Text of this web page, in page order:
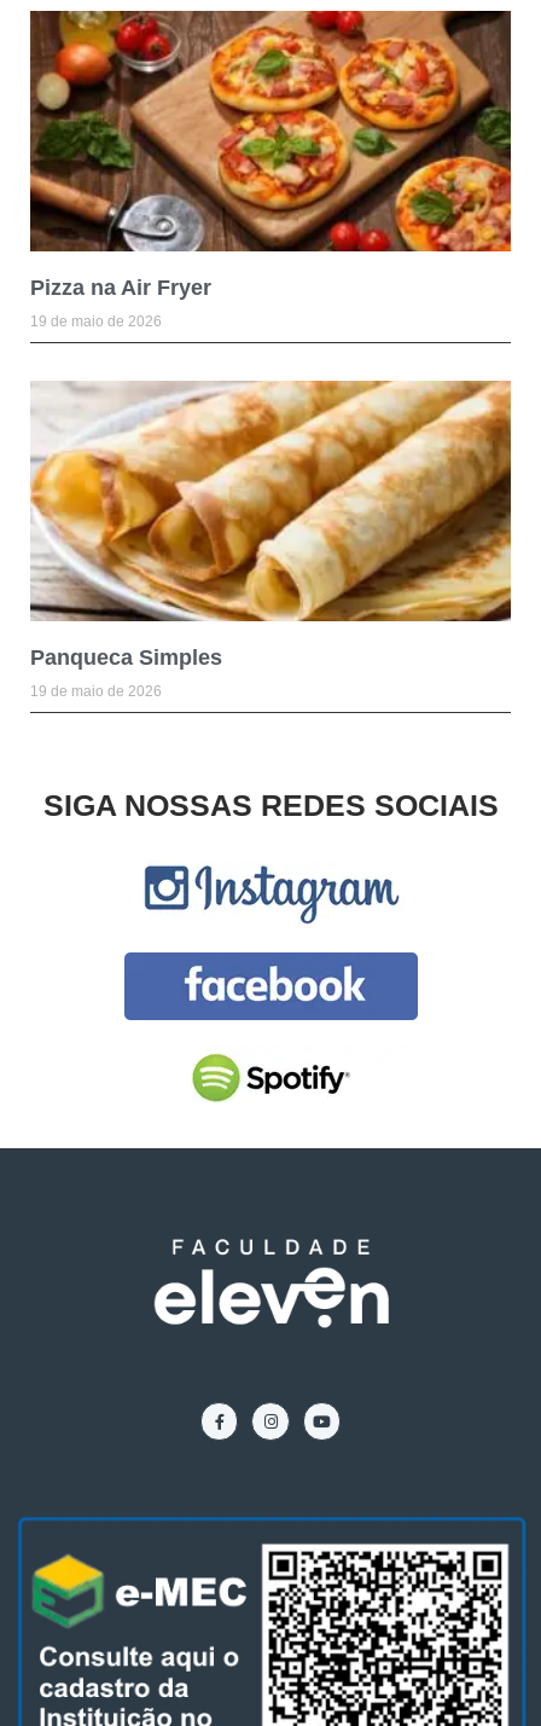
Pizza na Air Fryer
19 de maio de 2026
Panqueca Simples
19 de maio de 2026
SIGA NOSSAS REDES SOCIAIS